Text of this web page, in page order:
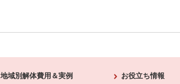
地域別解体費用＆実例
お役立ち情報